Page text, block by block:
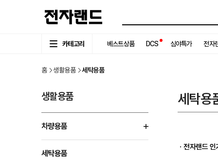
카테고리 베스트상품 DCS 심야특가 전자
홈 생활용품 세탁용품
생활용품
차량용품
세탁용품
세탁용
ㆍ전자랜드 인